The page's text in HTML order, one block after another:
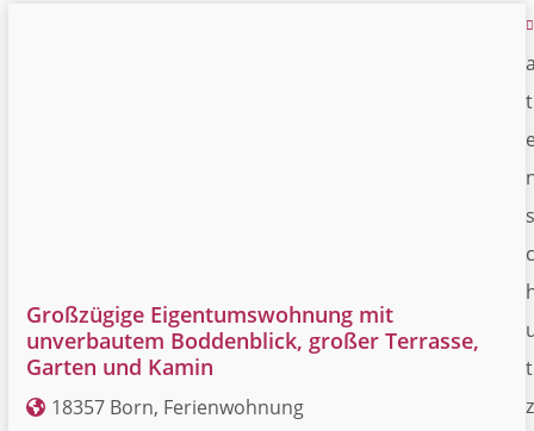
Großzügige Eigentumswohnung mit
unverbautem Boddenblick, großer Terrasse,
Garten und Kamin
18357 Born, Ferienwohnung
t
s
c
t
z